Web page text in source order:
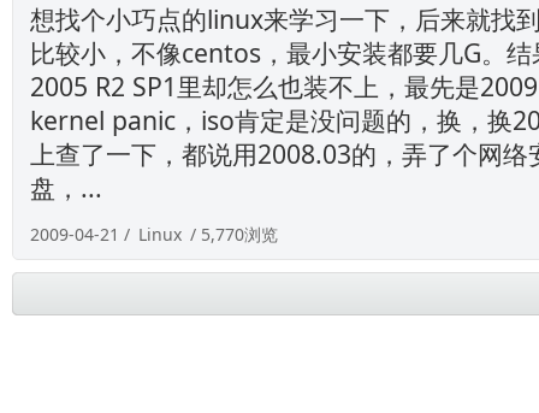
想找个小巧点的linux来学习一下，后来就找
比较小，不像centos，最小安装都要几G。
2005 R2 SP1里却怎么也装不上，最先是
kernel panic，iso肯定是没问题的，换，换
上查了一下，都说用2008.03的，弄了个网
盘，...
2009-04-21 / Linux / 5,770浏览